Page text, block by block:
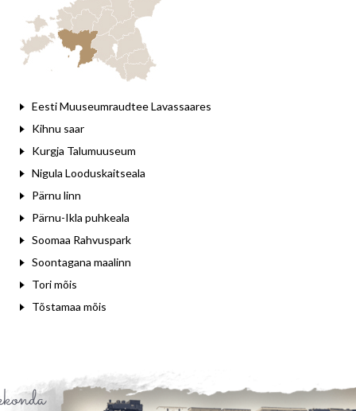
Eesti Muuseumraudtee Lavassaares
Kihnu saar
Kurgja Talumuuseum
Nigula Looduskaitseala
Pärnu linn
Pärnu-Ikla puhkeala
Soomaa Rahvuspark
Soontagana maalinn
Tori mõis
Tõstamaa mõis